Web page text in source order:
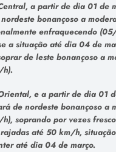
a partir de dia 01 de
bonançoso a
enfraquecendo
a situação até dia 04 de
de leste bonançoso a
e a partir de dia 01
de nordeste bonançoso a
soprando por vezes
até 50 km/h,
até dia 04 de março.